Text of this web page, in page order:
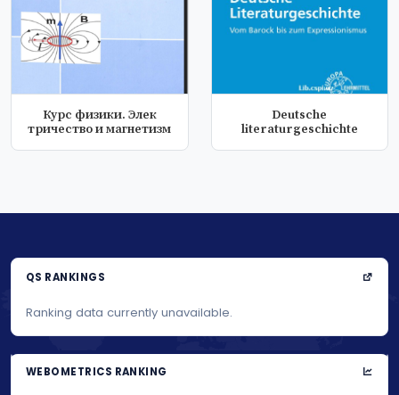
Курс физики. Элек
тричество и магнетизм
Deutsche
literaturgeschichte
QS RANKINGS
Ranking data currently unavailable.
WEBOMETRICS RANKING